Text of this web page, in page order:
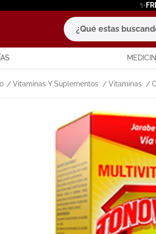
¿Qué estas buscando?
Vitaminas Y Suplementos Vitaminas
términos más
1. eucerin
4. pilexil
degraler
7. megacistin
roche posay
9. isdin